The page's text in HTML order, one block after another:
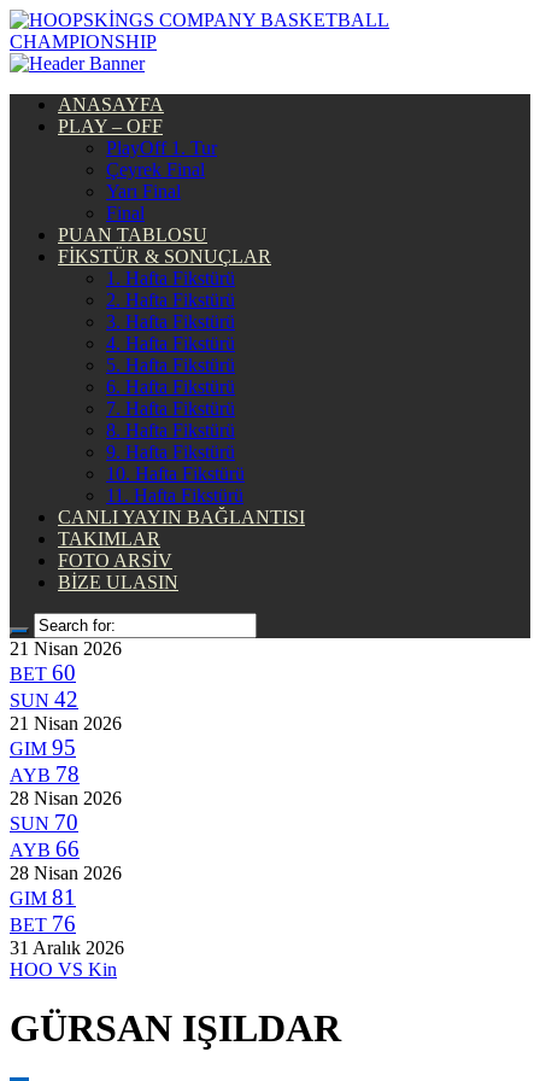
ANASAYFA
PLAY – OFF
PlayOff 1. Tur
Çeyrek Final
Yarı Final
Final
PUAN TABLOSU
FİKSTÜR & SONUÇLAR
1. Hafta Fikstürü
2. Hafta Fikstürü
3. Hafta Fikstürü
4. Hafta Fikstürü
5. Hafta Fikstürü
6. Hafta Fikstürü
7. Hafta Fikstürü
8. Hafta Fikstürü
9. Hafta Fikstürü
10. Hafta Fikstürü
11. Hafta Fikstürü
CANLI YAYIN BAĞLANTISI
TAKIMLAR
FOTO ARSİV
BİZE ULASIN
21 Nisan 2026
BET 60
SUN 42
21 Nisan 2026
GIM 95
AYB 78
28 Nisan 2026
SUN 70
AYB 66
28 Nisan 2026
GIM 81
BET 76
31 Aralık 2026
HOO VS Kin
GÜRSAN IŞILDAR